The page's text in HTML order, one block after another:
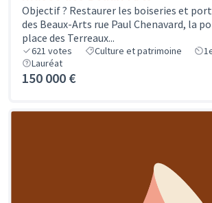
Objectif ? Restaurer les boiseries et
des Beaux-Arts rue Paul Chenavard, la
place des Terreaux...
621 votes Culture et patrimoine
Lauréat
150 000 €